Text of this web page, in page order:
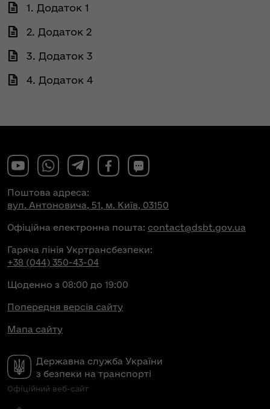
1. Додаток 1
2. Додаток 2
3. Додаток 3
4. Додаток 4
Державна служба України
з безпеки на транспорті
Офіційний веб-сайт
Поштова адреса:
вул. Антоновича, 51, м. Київ, 03150
Офіційна електронна пошта: contact@dsbt.gov.ua
Гаряча лінія Укртрансбезпеки:
+38 (044) 350-43-04
Щоденно з 08:00 до 19:00
Попередня версія сайту
Мапа сайту